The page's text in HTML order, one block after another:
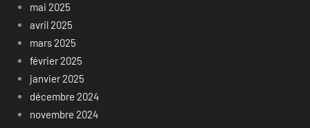
mai 2025
avril 2025
mars 2025
février 2025
janvier 2025
décembre 2024
novembre 2024